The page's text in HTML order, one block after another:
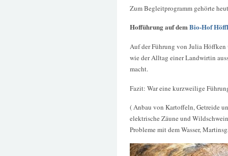
Zum Begleitprogramm gehörte
Hofführung auf demBio-Hof
Auf der Führung von Julia
wie der Alltag einer Landwirtin
macht.
Fazit: War eine kurzweilige
( Anbau von Kartoffeln, Getreide
elektrische Zäune und
Probleme mit dem Wasser,